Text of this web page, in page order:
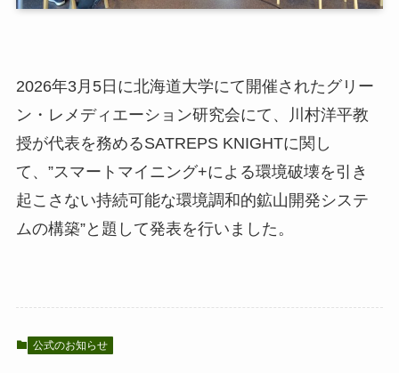
2026年3月5日に北海道大学にて開催されたグリー
ン・レメディエーション研究会にて、川村洋平教
授が代表を務めるSATREPS KNIGHTに関し
て、”スマートマイニング+による環境破壊を引き
起こさない持続可能な環境調和的鉱山開発システ
ムの構築”と題して発表を行いました。
公式のお知らせ